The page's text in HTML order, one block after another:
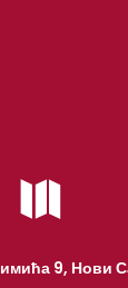

9, Нови